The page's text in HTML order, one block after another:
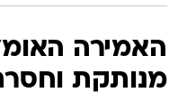
האמירה
מנותקת